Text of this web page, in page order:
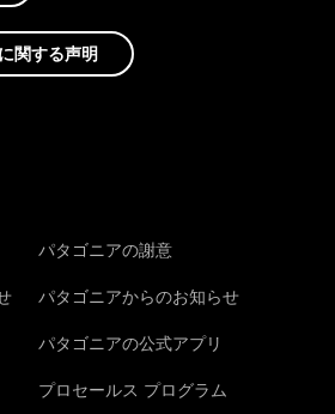
関する声明
パタゴニアの謝意
パタゴニアからのお知らせ
パタゴニアの公式アプリ
プロセールス プログラム